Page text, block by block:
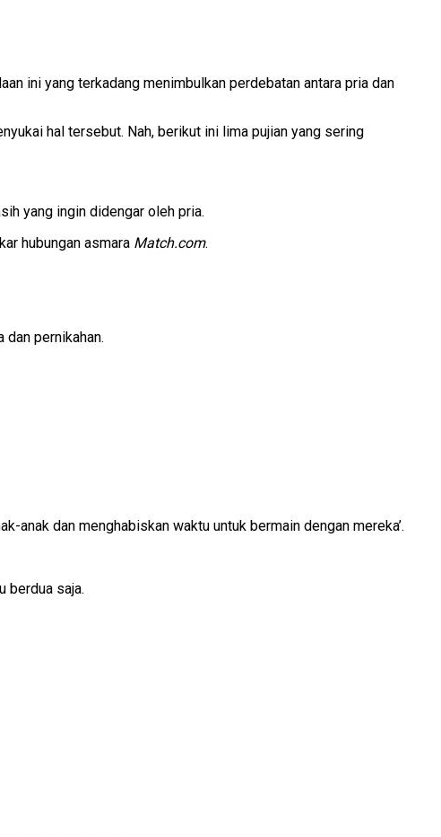
ini yang terkadang menimbulkan perdebatan antara pria dan
hal tersebut. Nah, berikut ini lima pujian yang sering
yang ingin didengar oleh pria.
hubungan asmara Match.com.
dan pernikahan.
anak dan menghabiskan waktu untuk bermain dengan mereka’.
berdua saja.